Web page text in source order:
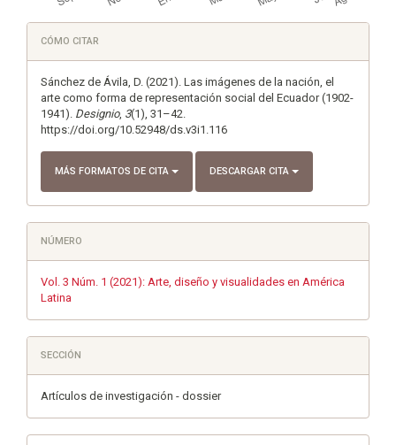
Detalles
del
artículo
CÓMO CITAR
Sánchez de Ávila, D. (2021). Las imágenes de la nación, el
arte como forma de representación social del Ecuador (1902-
1941). Designio, 3(1), 31–42.
https://doi.org/10.52948/ds.v3i1.116
MÁS FORMATOS DE CITA DESCARGAR CITA
NÚMERO
Vol. 3 Núm. 1 (2021): Arte, diseño y visualidades en América
Latina
SECCIÓN
Artículos de investigación - dossier